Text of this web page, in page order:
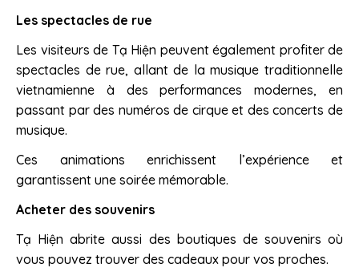
Les spectacles de rue
Les visiteurs de Tạ Hiện peuvent également profiter de
spectacles de rue, allant de la musique traditionnelle
vietnamienne à des performances modernes, en
passant par des numéros de cirque et des concerts de
musique.
Ces animations enrichissent l’expérience et
garantissent une soirée mémorable.
Acheter des souvenirs
Tạ Hiện abrite aussi des boutiques de souvenirs où
vous pouvez trouver des cadeaux pour vos proches.